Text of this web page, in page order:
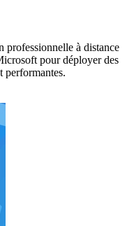
professionnelle à distance
pour déployer des
performantes.